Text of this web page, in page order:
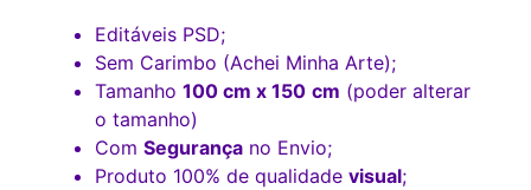
Editáveis PSD;
Sem Carimbo (Achei Minha Arte);
Tamanho 100 cm x 150 cm (poder alterar
o tamanho)
Com Segurança no Envio;
Produto 100% de qualidade visual;